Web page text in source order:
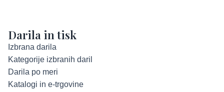
Darila in tisk
Izbrana darila
Kategorije izbranih daril
Darila po meri
Katalogi in e-trgovine